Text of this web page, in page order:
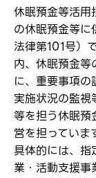
休眠預金等活用
の休眠預金等
法律第101号）
内、休眠預金等
に、重要事項
実施状況の監
等を担う休眠預
営を担っていま
具体的には、
業・活動支援事